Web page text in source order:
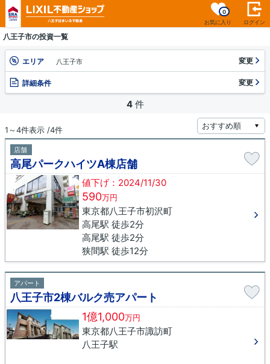
お気に入り
0
ログイン
八王子市の投資一覧
エリア 八王子市 変更
詳細条件 変更
4 件
1～4件表示 /4件
店舗
高尾パークハイツA棟店舗
値下げ：2024/11/30
590万円
東京都八王子市初沢町
高尾駅 徒歩2分
高尾駅 徒歩2分
狭間駅 徒歩12分
アパート
八王子市2棟バルク売アパート
1億1,000万円
東京都八王子市諏訪町
八王子駅